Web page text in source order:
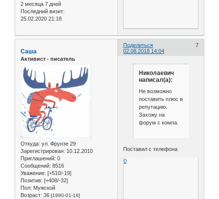
2 месяца 7 дней
Последний визит:
25.02.2020 21:18
Поделиться
7
02.08.2018 14:04
Саша
Активист - писатель
Откуда: ул. Фрунзе 29
Зарегистрирован: 10.12.2010
Приглашений: 0
Сообщений: 8516
Уважение: [+510/-19]
Позитив: [+408/-32]
Пол: Мужской
Возраст: 36 [1990-01-18]
Николаевич
написал(а):
Не возможно
поставить плюс в
репутацию.
Захожу на
форум с компа.
Поставил с телефона
0